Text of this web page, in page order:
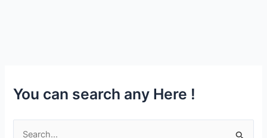
than
You can search any Here !